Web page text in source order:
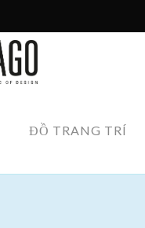
ĐỒ TRANG TRÍ